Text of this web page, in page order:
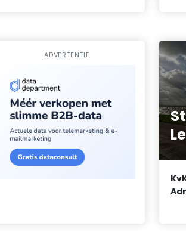
ADVERTENTIE